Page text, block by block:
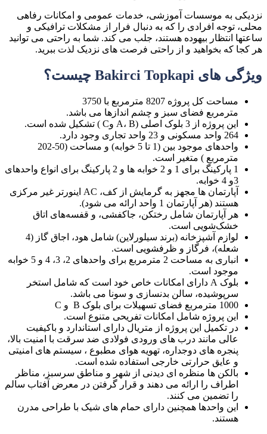
نزدیکی به موسسات آموزشی، خدمات عمومی و امکانات رفاهی
محلی، توجه افرادی را که به دنبال فرار از مشکلات ترافیکی و
ساعتها انتظار بیهوده هستند، جلب می کند. شما به راحتی می توانید
هر کجا که بخواهید و از راحتی فرصت های نزدیک لذت ببرید.
ویژگی های Bakirci Topkapi چیست؟
مساحت کل پروژه 8207 مترمربع با 3750
مترمربع فضای سبز و چشم اندازها می باشد.
این پروژه از 3 بلوک اصلی (A، B وC ) تشکیل شده است.
264 واحد مسکونی و 23 واحد تجاری وجود دارد.
واحدهای موجود بین (1 تا 5 خوابه) و مساحت (50-202
مترمربع ) متغیر است.
1 پارکینگ برای 1 و 2 خوابه ها و 2 پارکینگ برای انواع واحدهای
3و 4 خوابه.
آپارتمان ها مجهز به گرمایش از کف، AC اینورتر غیر مرکزی
هستند (هر آپارتمان 1 واحد ارائه می شود).
هر آپارتمان شامل رختکن، جاکفشی، و قفسه‌های اتاق
خشک‌شویی است.
لوازم آشپزخانه (برند سیلورلاین) شامل هود، اجاق گاز (4
شعله)، فرگاز و ظرفشویی است.
انباری به مساحت 2 مترمربع برای واحدهای 2، 3، 4 و 5 خوابه
موجود است.
بلوک A دارای امکانات خاص خود است که شامل استخر
سرپوشیده، سالن بدنسازی و سونا می باشد.
1000 مترمربع فضای تسهیلات برای بلوک B و C
این پروژه شامل امکانات تفریحی متنوع است.
در تکمیل این پروژه از متریال دارای استاندارد و باکیفیت
عالی مانند درب های ورودی فولادی ضد سرقت با امنیت بالا،
پنجره های دوجداره، تهویه هوای مطبوع ، سیستم های امنیتی
و عایق حرارتی خارجی استفاده شده است.
بالکن ها منظره ای دیدنی از شهر و مناطق سرسبز، مناظر
اطراف را ارائه می دهند و قرار گرفتن در معرض آفتاب سالم
را تضمین می کنند.
این واحدها همچنین دارای حمام های شیک با طراحی مدرن
هستند.